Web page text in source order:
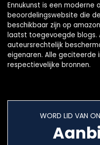
Ennukunst is een moderne
beoordelingswebsite die
beschikbaar zijn op
laatst toegevoegde blogs.
auteursrechtelijk
eigenaren. Alle geciteerde
respectievelijke bronnen.
WORD LID VAN